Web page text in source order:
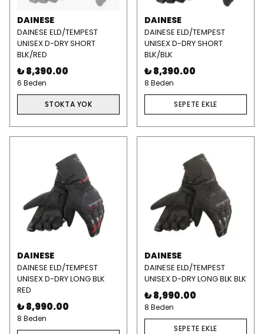
DAINESE
DAINESE ELD/TEMPEST
UNISEX D-DRY SHORT
BLK/RED
₺ 8,390.00
6 Beden
STOKTA YOK
DAINESE
DAINESE ELD/TEMPEST
UNISEX D-DRY SHORT
BLK/BLK
₺ 8,390.00
8 Beden
SEPETE EKLE
DAINESE
DAINESE ELD/TEMPEST
UNISEX D-DRY LONG BLK
RED
₺ 8,990.00
8 Beden
DAINESE
DAINESE ELD/TEMPEST
UNISEX D-DRY LONG BLK BLK
₺ 8,990.00
8 Beden
SEPETE EKLE